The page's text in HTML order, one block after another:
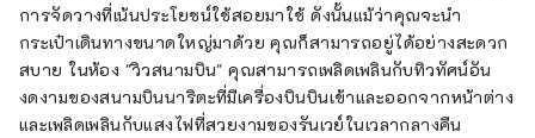
การจัดวางที่เน้นประโยชน์ใช้สอยมาใช้ ดังนั้นแม้ว่าคุณจะนำ
กระเป๋าเดินทางขนาดใหญ่มาด้วย คุณก็สามารถอยู่ได้อย่างสะดวก
สบาย ในห้อง "วิวสนามบิน" คุณสามารถเพลิดเพลินกับทิวทัศน์อัน
งดงามของสนามบินนาริตะที่มีเครื่องบินบินเข้าและออกจากหน้าต่าง
และเพลิดเพลินกับแสงไฟที่สวยงามของรันเวย์ในเวลากลางคืน